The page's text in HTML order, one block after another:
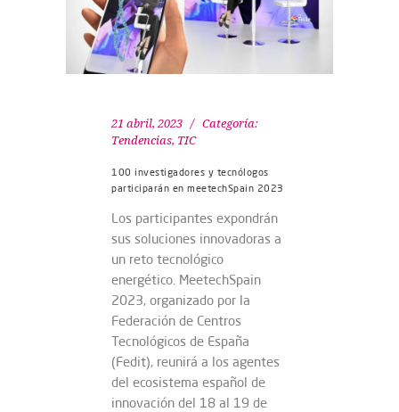
21 abril, 2023
Categoría:
Tendencias, TIC
100 investigadores y tecnólogos
participarán en meetechSpain 2023
Los participantes expondrán
sus soluciones innovadoras a
un reto tecnológico
energético. MeetechSpain
2023, organizado por la
Federación de Centros
Tecnológicos de España
(Fedit), reunirá a los agentes
del ecosistema español de
innovación del 18 al 19 de